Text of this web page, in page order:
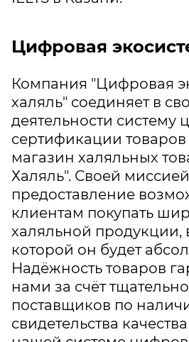
Цифровая
Компания "Цифровая
халяль" соединяет в
деятельности систему
сертификации
магазин халяльных
Халяль". Своей
предоставление
клиентам покупать
халяльной продукции,
которой он будет
Надёжность товаров
нами за счёт
поставщиков по
свидетельства